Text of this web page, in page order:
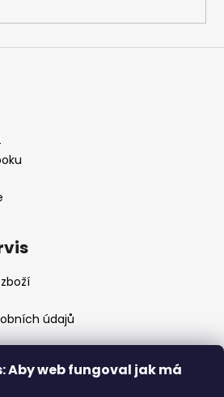
Aby web fungoval jak má
údajů